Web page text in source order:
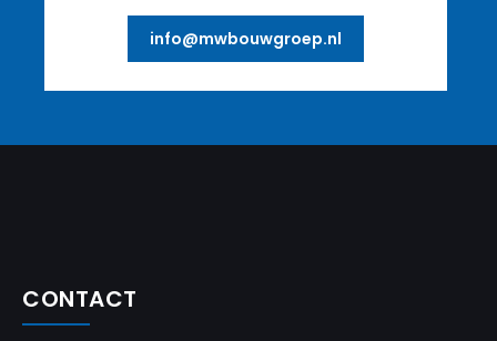
info@mwbouwgroep.nl
CONTACT